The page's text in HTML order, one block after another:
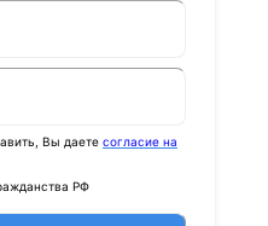
Вы даете согласие на
РФ